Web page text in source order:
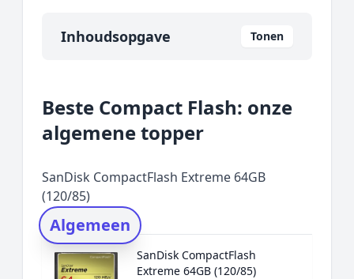
Inhoudsopgave Tonen
Onze algemene topper
Prijs topper
Rating topper
Onderzoeksmethode
Alternatieven
Prijsniveaus
Beste Compact Flash: onze
algemene topper
SanDisk CompactFlash Extreme 64GB
(120/85)
Algemeen
SanDisk CompactFlash
Extreme 64GB (120/85)